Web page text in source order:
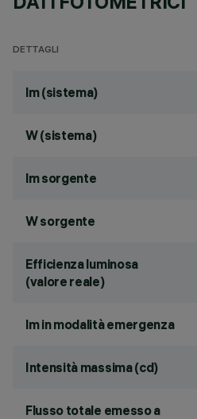
DETTAGLI
lm (sistema)
W (sistema)
lm sorgente
W sorgente
Efficienza luminosa
(valore reale)
lm in modalità emergenza
Intensità massima (cd)
Flusso totale emesso a